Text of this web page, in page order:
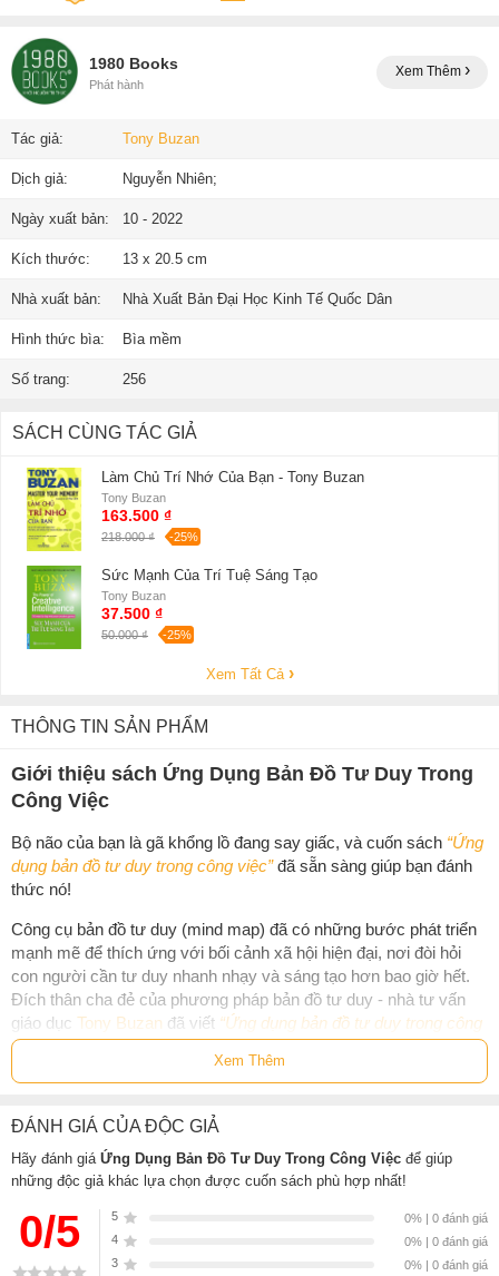
1980 Books
Phát hành
Xem Thêm
Tác giả: Tony Buzan
Dịch giả: Nguyễn Nhiên;
Ngày xuất bản: 10 - 2022
Kích thước: 13 x 20.5 cm
Nhà xuất bản: Nhà Xuất Bản Đại Học Kinh Tế Quốc Dân
Hình thức bìa: Bìa mềm
Số trang: 256
SÁCH CÙNG TÁC GIẢ
Làm Chủ Trí Nhớ Của Bạn - Tony Buzan
Tony Buzan
163.500 ₫
218.000 ₫ -25%
Sức Mạnh Của Trí Tuệ Sáng Tạo
Tony Buzan
37.500 ₫
50.000 ₫ -25%
Xem Tất Cả
THÔNG TIN SẢN PHẨM
Giới thiệu sách Ứng Dụng Bản Đồ Tư Duy Trong
Công Việc
Bộ não của bạn là gã khổng lồ đang say giấc, và cuốn sách “Ứng
dụng bản đồ tư duy trong công việc”đã sẵn sàng giúp bạn đánh
thức nó!
Công cụ bản đồ tư duy (mind map) đã có những bước phát triển
mạnh mẽ để thích ứng với bối cảnh xã hội hiện đại, nơi đòi hỏi
con người cần tư duy nhanh nhạy và sáng tạo hơn bao giờ hết.
Đích thân cha đẻ của phương pháp bản đồ tư duy - nhà tư vấn
giáo dục Tony Buzan đã viết “Ứng dụng bản đồ tư duy trong công
việc”để cập nhật tới độc giả những cải tiến mới nhất của công cụ
7 bước rõ ràng để lập bản đồ tư duy đúng chuẩn
10 quy tắc để tạo ra bản đồ tư duy trực quan, hiệu quả và
Danh sách 99 ứng dụng đa dạng của bản đồ tư duy, thuộc
nhiều lĩnh vực khác nhau của đời sống
Xem Thêm
ĐÁNH GIÁ CỦA ĐỘC GIẢ
Hãy đánh giá Ứng Dụng Bản Đồ Tư Duy Trong Công Việc để giúp
những độc giả khác lựa chọn được cuốn sách phù hợp nhất!
0/5 5
0% | 0 đánh giá
4
0% | 0 đánh giá
3
0% | 0 đánh giá